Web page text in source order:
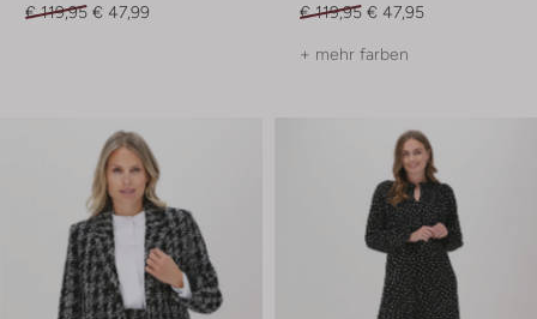
€ 119,95 € 47,99
€ 119,95 € 47,95
+ mehr farben